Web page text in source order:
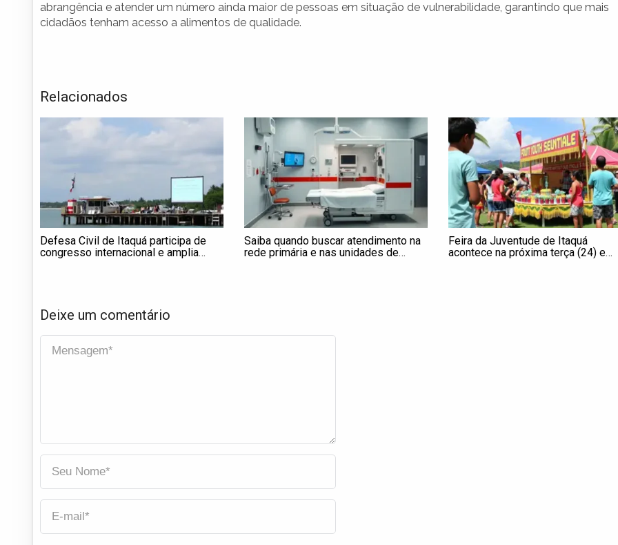
abrangência e atender um número ainda maior de pessoas em situação de vulnerabilidade, garantindo que mais
cidadãos tenham acesso a alimentos de qualidade.
Relacionados
Defesa Civil de Itaquá participa de
congresso internacional e amplia
Saiba quando buscar atendimento na
rede primária e nas unidades de
Feira da Juventude de Itaquá
acontece na próxima terça (24) e
Deixe um comentário